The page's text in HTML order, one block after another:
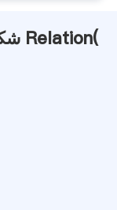
شکار شاخ گنج آسیاب های محدود Relation(